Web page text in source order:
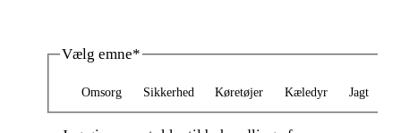
Vælg emne*
Omsorg Sikkerhed Køretøjer Kæledyr Jagt